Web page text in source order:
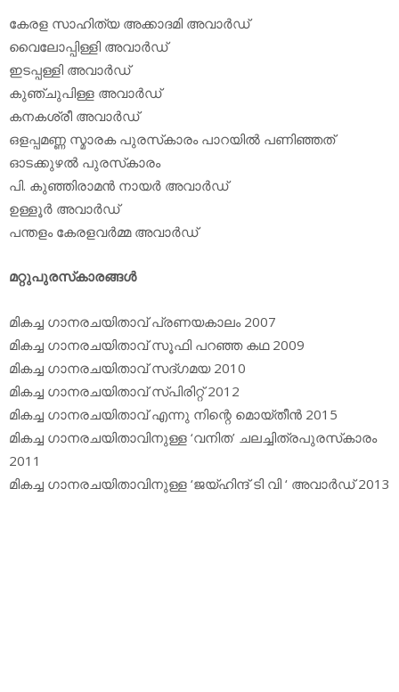
കേരള സാഹിത്യ അക്കാദമി അവാര്‍ഡ്
വൈലോപ്പിള്ളി അവാര്‍ഡ്
ഇടപ്പള്ളി അവാര്‍ഡ്
കുഞ്ചുപിള്ള അവാര്‍ഡ്
കനകശ്രീ അവാര്‍ഡ്
ഒളപ്പമണ്ണ സ്മാരക പുരസ്‌കാരം പാറയില്‍ പണിഞ്ഞത്
ഓടക്കുഴല്‍ പുരസ്‌കാരം
പി. കുഞ്ഞിരാമന്‍ നായര്‍ അവാര്‍ഡ്
ഉള്ളൂര്‍ അവാര്‍ഡ്
പന്തളം കേരളവര്‍മ്മ അവാര്‍ഡ്
മറ്റുപുരസ്‌കാരങ്ങള്‍
മികച്ച ഗാനരചയിതാവ് പ്രണയകാലം 2007
മികച്ച ഗാനരചയിതാവ് സൂഫി പറഞ്ഞ കഥ 2009
മികച്ച ഗാനരചയിതാവ് സദ്ഗമയ 2010
മികച്ച ഗാനരചയിതാവ് സ്പിരിറ്റ് 2012
മികച്ച ഗാനരചയിതാവ് എന്നു നിന്റെ മൊയ്തീന്‍ 2015
മികച്ച ഗാനരചയിതാവിനുള്ള ‘വനിത’ ചലച്ചിത്രപുരസ്‌കാരം
2011
മികച്ച ഗാനരചയിതാവിനുള്ള ‘ജയ്ഹിന്ദ് ടി വി ‘ അവാര്‍ഡ് 2013